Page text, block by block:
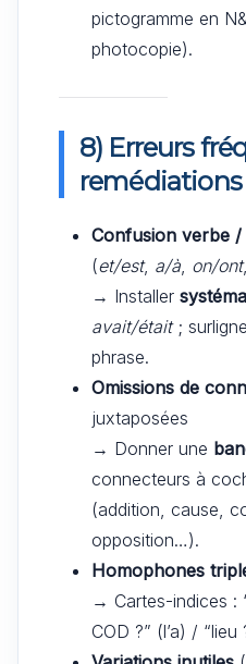
pictogramme en
photocopie).
8) Erreurs
remédiations
Confusion verbe
(et/est, a/à on/ont,
→ Installer
avait/était;
phrase.
Omissions de
juxtaposées
→ Donner une
connecteurs à
(addition, cause,
opposition…).
Homophones
→ Cartes-indices :
COD ?” (l’a) / “lieu